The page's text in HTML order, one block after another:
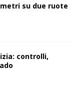
su due ruote
controlli,